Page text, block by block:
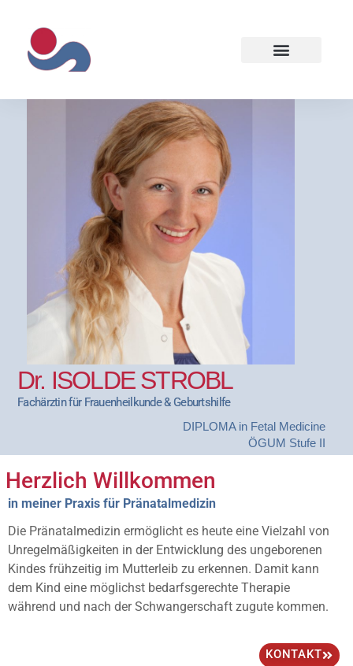
Dr. ISOLDE STROBL
Fachärztin für Frauenheilkunde & Geburtshilfe
DIPLOMA in Fetal Medicine
ÖGUM Stufe II
Herzlich Willkommen
in meiner Praxis für Pränatalmedizin
Die Pränatalmedizin ermöglicht es heute eine Vielzahl von
Unregelmäßigkeiten in der Entwicklung des ungeborenen
Kindes frühzeitig im Mutterleib zu erkennen. Damit kann
dem Kind eine möglichst bedarfsgerechte Therapie
während und nach der Schwangerschaft zugute kommen.
KONTAKT